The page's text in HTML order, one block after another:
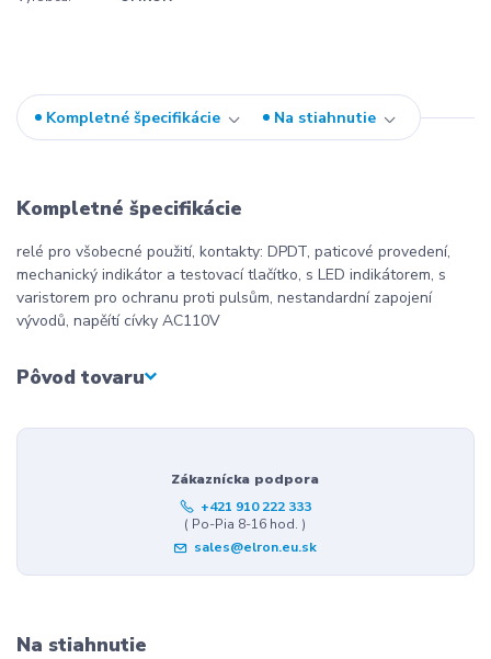
Kompletné špecifikácie Na stiahnutie
Kompletné špecifikácie
relé pro všobecné použití, kontakty: DPDT, paticové provedení,
mechanický indikátor a testovací tlačítko, s LED indikátorem, s
varistorem pro ochranu proti pulsům, nestandardní zapojení
vývodů, napěítí cívky AC110V
Pôvod tovaru
Zákaznícka podpora
+421 910 222 333
( Po-Pia 8-16 hod. )
sales@elron.eu.sk
Na stiahnutie